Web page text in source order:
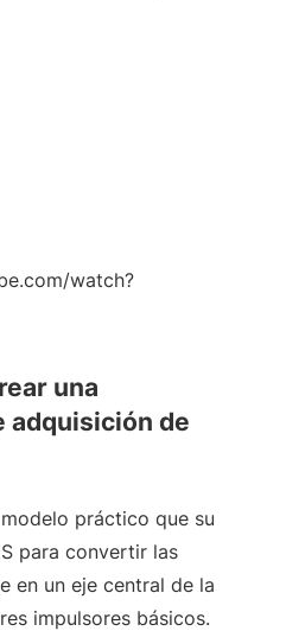
watch?
una
adquisición de
práctico que su
para convertir las
en un eje central de la
impulsores básicos.